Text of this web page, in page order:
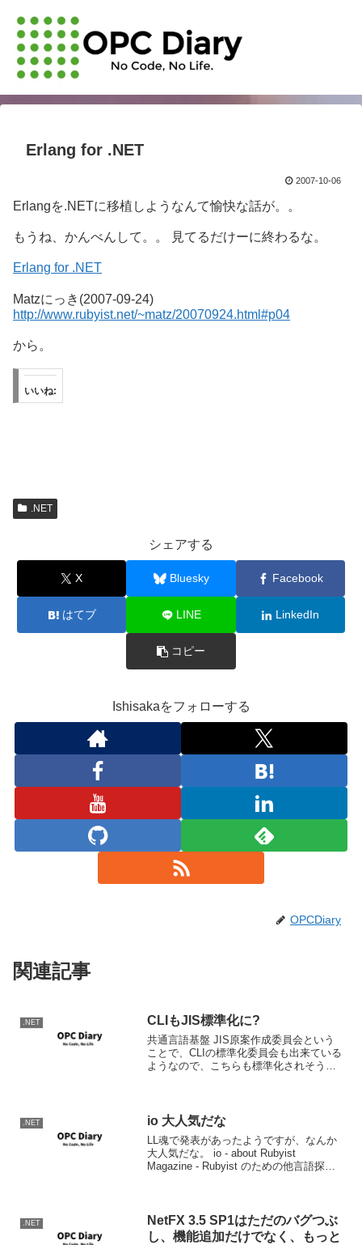
Erlang for .NET
2007-10-06
Erlangを.NETに移植しようなんて愉快な話が。。
もうね、かんべんして。。 見てるだけーに終わるな。
Erlang for .NET
Matzにっき(2007-09-24)
http://www.rubyist.net/~matz/20070924.html#p04
から。
いいね:
.NET
シェアする
X Bluesky Facebook
はてブ LINE LinkedIn
コピー
Ishisakaをフォローする
OPCDiary
関連記事
.NET CLIもJIS標準化に?
共通言語基盤 JIS原案作成委員会という
ことで、CLIの標準化委員会も出来ている
ようなので、こちらも標準化されそうで
.NET io 大人気だな
LL魂で発表があったようですが、なんか
大人気だな。 io - about Rubyist
Magazine - Rubyist のための他言語探訪
.NET
NetFX 3.5 SP1はただのバグつぶ
し、機能追加だけでなく、もっと